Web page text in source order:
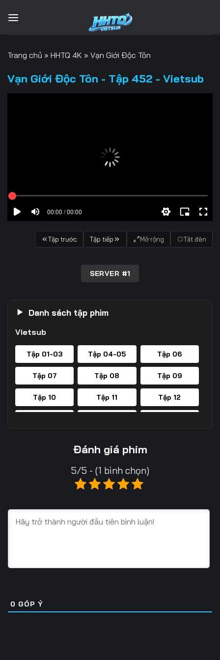
qua
Trang chủ » HHTQ 4K » Vạn Giới Độc Tôn
Vạn Giới Độc Tôn - Tập 452 - Vietsub
00:00 / 00:00
Tập trước Tập tiếp Mở rộng Tắt đèn
SERVER #1
Danh sách tập phim
Vietsub
Tập 01-03 Tập 04-05 Tập 06
Tập 07 Tập 08 Tập 09
Tập 10 Tập 11 Tập 12
Tập 23
Tập 28 Tập 29
Tập 34 Tập 35 Tập 36
Tập 40 Tập 41 Tập 42
Đánh giá phim
5/5 - (1 bình chọn)
0 GÓP Ý